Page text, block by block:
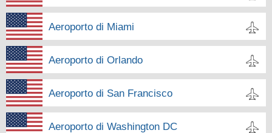
Aeroporto di Miami
Aeroporto di Orlando
Aeroporto di San Francisco
Aeroporto di Washington DC